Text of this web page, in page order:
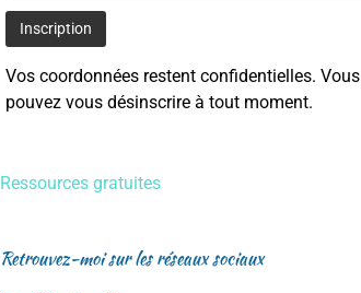
Vos coordonnées restent confidentielles. Vous
pouvez vous désinscrire à tout moment.
Ressources gratuites
Retrouvez-moi sur les réseaux sociaux